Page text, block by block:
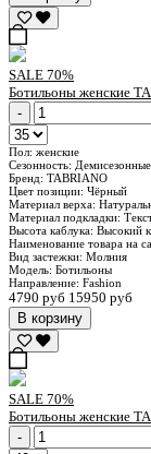
SALE 70%
Ботильоны женские
-
Пол: женские
Сезонность: Демисезонные
Бренд: TABRIANO
Цвет позиции: Чёрный
Материал верха:
Материал подкладки:
Высота каблука: Высокий
Наименование товара на
Вид застежки: Молния
Модель: Ботильоны
Направление: Fashion
4790 руб 15950 руб
В корзину
SALE 70%
Ботильоны женские
-